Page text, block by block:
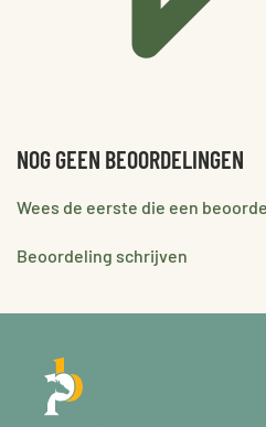
NOG GEEN BEOORDELINGEN
Wees de eerste die een
Beoordeling schrijven